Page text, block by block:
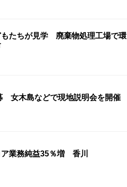
たちが見学 廃棄物処理工場で環
女木島などで現地説明会を開催
業務純益35％増 香川